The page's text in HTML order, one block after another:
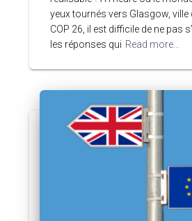
yeux tournés vers Glasgow, ville
COP 26, il est difficile de ne pas
les réponses qui Read more…